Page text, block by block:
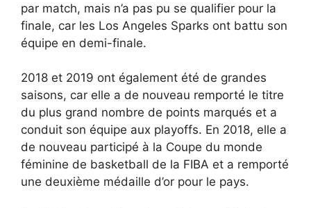
par match, mais n’a pas pu se qualifier pour la
finale, car les Los Angeles Sparks ont battu son
équipe en demi-finale.
2018 et 2019 ont également été de grandes
saisons, car elle a de nouveau remporté le titre
du plus grand nombre de points marqués et a
conduit son équipe aux playoffs. En 2018, elle a
de nouveau participé à la Coupe du monde
féminine de basketball de la FIBA et a remporté
une deuxième médaille d’or pour le pays.